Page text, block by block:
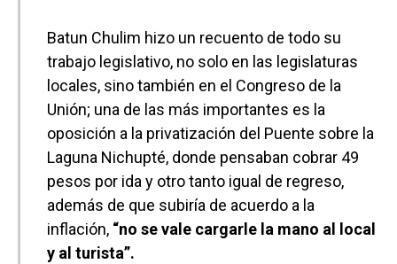
Batun Chulim hizo un recuento de todo su
trabajo legislativo, no solo en las legislaturas
locales, sino también en el Congreso de la
Unión; una de las más importantes es la
oposición a la privatización del Puente sobre la
Laguna Nichupté, donde pensaban cobrar 49
pesos por ida y otro tanto igual de regreso,
además de que subiría de acuerdo a la
inflación, “no se vale cargarle la mano al local
y al turista”.